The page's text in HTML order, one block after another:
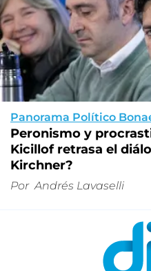
Panorama Político
Peronismo y
Kicillof retrasa el
Kirchner?
Por Andrés Lavaselli